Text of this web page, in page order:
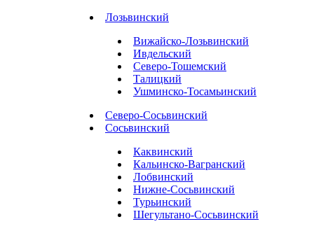
Лозьвинский
Вижайско-Лозьвинский
Ивдельский
Северо-Тошемский
Талицкий
Ушминско-Тосамьинский
Северо-Сосьвинский
Сосьвинский
Каквинский
Кальинско-Вагранский
Лобвинский
Нижне-Сосьвинский
Турьинский
Шегультано-Сосьвинский